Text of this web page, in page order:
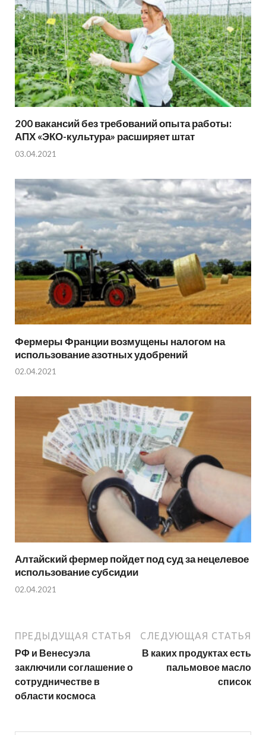
200 вакансий без требований опыта работы:
АПХ «ЭКО-культура» расширяет штат
03.04.2021
Фермеры Франции возмущены налогом на
использование азотных удобрений
02.04.2021
Алтайский фермер пойдет под суд за нецелевое
использование субсидии
02.04.2021
ПРЕДЫДУЩАЯ СТАТЬЯ
РФ и Венесуэла
заключили соглашение о
сотрудничестве в
области космоса
СЛЕДУЮЩАЯ СТАТЬЯ
В каких продуктах есть
пальмовое масло
список